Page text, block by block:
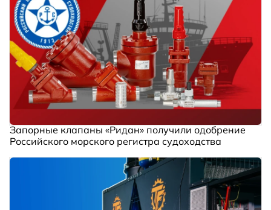
Запорные клапаны «Ридан» получили одобрение
Российского морского регистра судоходства